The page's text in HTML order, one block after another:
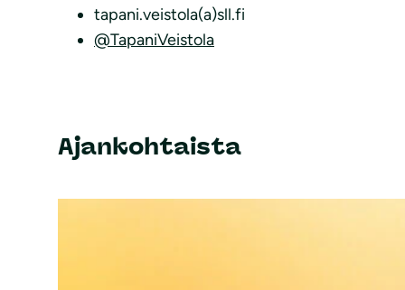
tapani.veistola(a)sll.fi
@TapaniVeistola
Ajankohtaista